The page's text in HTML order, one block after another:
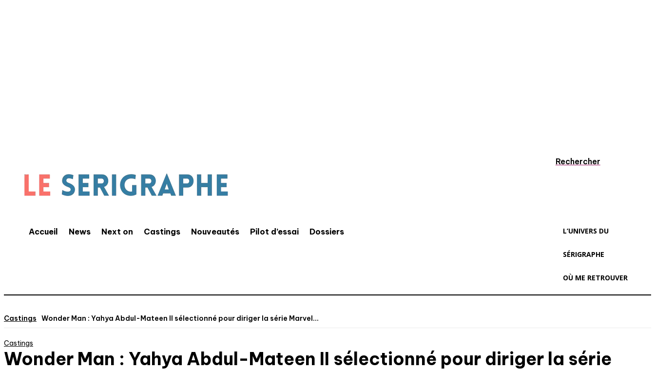
Accueil News Next on Castings Nouveautés Pilot d’essai Dossiers
Rechercher
L’UNIVERS DU
SÉRIGRAPHE
OÙ ME RETROUVER
Castings Wonder Man : Yahya Abdul-Mateen II sélectionné pour diriger la série Marvel...
Castings
Wonder Man : Yahya Abdul-Mateen II sélectionné pour diriger la série